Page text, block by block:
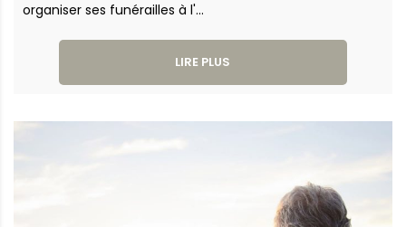
organiser ses funérailles à l'...
LIRE PLUS